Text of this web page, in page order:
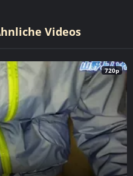
Videos
720p